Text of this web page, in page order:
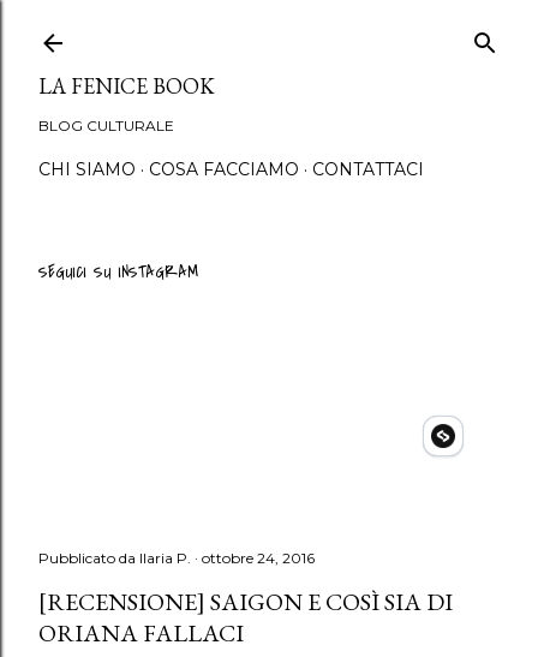
Passa ai contenuti
LA FENICE BOOK
BLOG CULTURALE
CHI SIAMO COSA FACCIAMO CONTATTACI
SEGUICI SU INSTAGRAM
Pubblicato da Ilaria P. ottobre 24, 2016
[RECENSIONE] SAIGON E COSÌ SIA DI
ORIANA FALLACI